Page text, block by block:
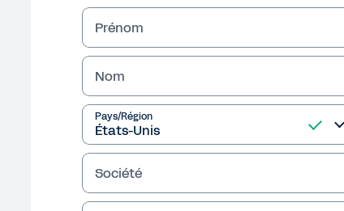
Prénom
Nom
Pays/Région
Société